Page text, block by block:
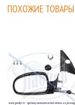
ПОХОЖИЕ ТОВАРЫ